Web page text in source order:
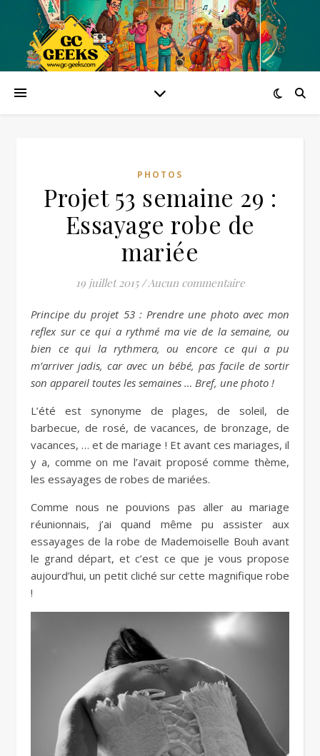
PHOTOS
Projet 53 semaine 29 :
Essayage robe de
mariée
19 juillet 2015 /Aucun commentaire
Principe du projet 53 : Prendre une photo avec mon
reflex sur ce qui a rythmé ma vie de la semaine, ou
bien ce qui la rythmera, ou encore ce qui a pu
m’arriver jadis, car avec un bébé, pas facile de sortir
son appareil toutes les semaines … Bref, une photo !
L’été est synonyme de plages, de soleil, de
barbecue, de rosé, de vacances, de bronzage, de
vacances, … et de mariage ! Et avant ces mariages, il
y a, comme on me l’avait proposé comme thème,
les essayages de robes de mariées.
Comme nous ne pouvions pas aller au mariage
réunionnais, j’ai quand même pu assister aux
essayages de la robe de Mademoiselle Bouh avant
le grand départ, et c’est ce que je vous propose
aujourd’hui, un petit cliché sur cette magnifique robe
!